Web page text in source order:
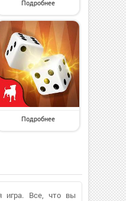
Подробнее
Подробнее
игра. Все, что вы